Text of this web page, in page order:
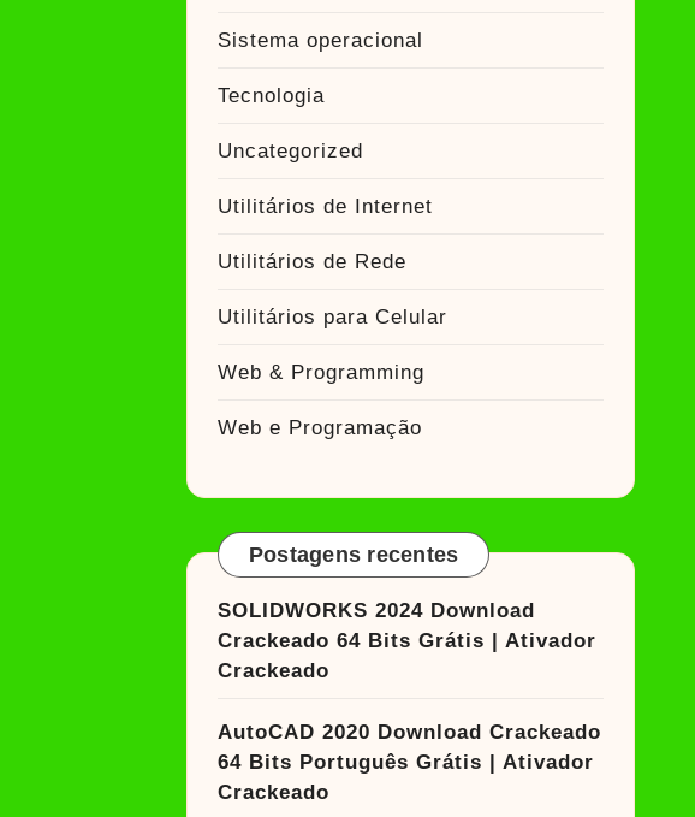
Sistema operacional
Tecnologia
Uncategorized
Utilitários de Internet
Utilitários de Rede
Utilitários para Celular
Web & Programming
Web e Programação
Postagens recentes
SOLIDWORKS 2024 Download
Crackeado 64 Bits Grátis | Ativador
Crackeado
AutoCAD 2020 Download Crackeado
64 Bits Português Grátis | Ativador
Crackeado